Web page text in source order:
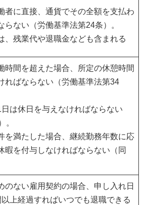
者に直接、通貨でその全額を支払わ
らない（労働基準法第24条）。
、残業代や退職金なども含まれる
時間を超えた場合、所定の休憩時間
ればならない（労働基準法第34
は休日を与えなければならない
。
を満たした場合、継続勤務年数に応
暇を付与しなければならない（同
のない雇用契約の場合、申し入れ日
上経過すればいつでも退職できる